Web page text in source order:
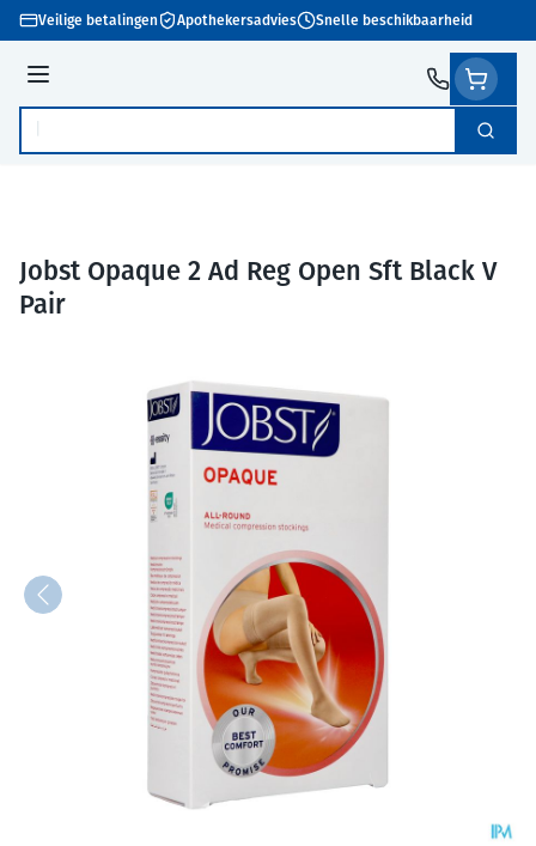
Ga naar de inhoud
Veilige betalingen Apothekersadvies Snelle beschikbaarheid
Menu
Product, merk, categorie... Zoek
Jobst Opaque 2 Ad Reg Open Sft Black V
Pair